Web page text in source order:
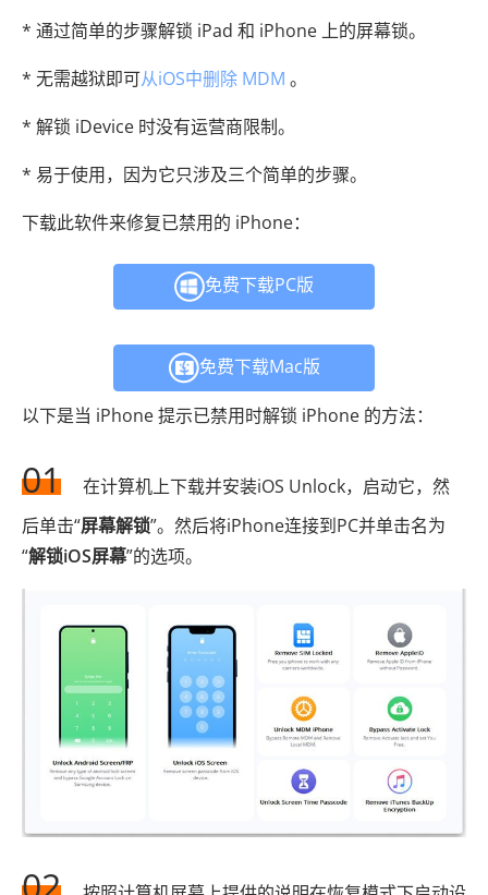
* 通过简单的步骤解锁 iPad 和 iPhone 上的屏幕锁。
* 无需越狱即可从iOS中删除 MDM 。
* 解锁 iDevice 时没有运营商限制。
* 易于使用，因为它只涉及三个简单的步骤。
下载此软件来修复已禁用的 iPhone：
免费下载PC版
免费下载Mac版
以下是当 iPhone 提示已禁用时解锁 iPhone 的方法：
01
在计算机上下载并安装iOS Unlock，启动它，然
后单击“屏幕解锁”。然后将iPhone连接到PC并单击名为
“解锁iOS屏幕”的选项。